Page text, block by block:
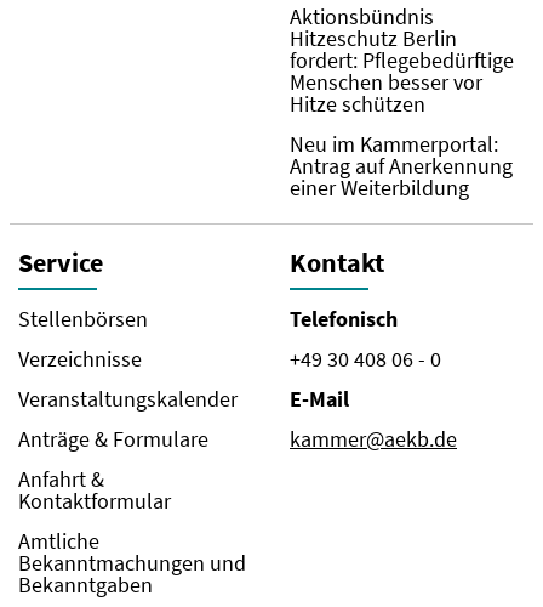
Aktionsbündnis
Hitzeschutz Berlin
fordert: Pflegebedürftige
Menschen besser vor
Hitze schützen
Neu im Kammerportal:
Antrag auf Anerkennung
einer Weiterbildung
Service
Stellenbörsen
Verzeichnisse
Veranstaltungskalender
Anträge & Formulare
Anfahrt &
Kontaktformular
Amtliche
Bekanntmachungen und
Bekanntgaben
Kontakt
Telefonisch
+49 30 408 06 - 0
E-Mail
kammer@aekb.de